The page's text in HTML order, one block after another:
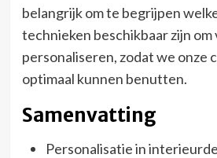
belangrijk om te begrijpen
technieken beschikbaar zijn om
personaliseren, zodat we onze
optimaal kunnen benutten.
Samenvatting
Personalisatie in